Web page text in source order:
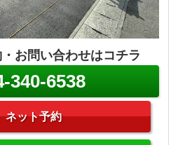
お問い合わせはコチラ
340-6538
ネット予約